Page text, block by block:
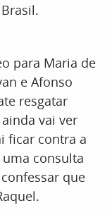
para Maria de
e Afonso
resgatar
vai ver
ficar contra a
consulta
que